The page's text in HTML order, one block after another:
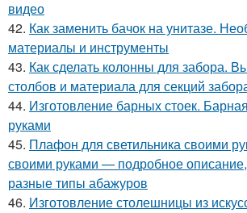
видео
42. Как заменить бачок на унитазе.
материалы и инструменты
43. Как сделать колонны для забора.
столбов и материала для секций
44. Изготовление барных стоек.
руками
45. Плафон для светильника своими
своими руками — подробное описание,
разные типы абажуров
46. Изготовление столешницы из